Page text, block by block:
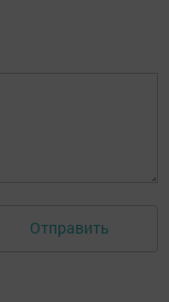
Отправить